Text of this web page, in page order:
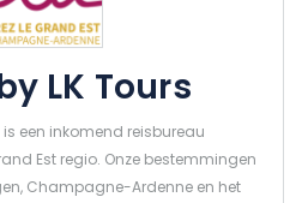
LK Tours
is een inkomend reisbureau
Est regio. Onze bestemmingen
Champagne-Ardenne en het